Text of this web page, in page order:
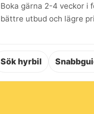
Boka gärna 2-4 veckor i
bättre utbud och lägre
Sök hyrbil